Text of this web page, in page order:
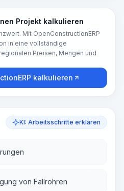
Projekt kalkulieren
Mit OpenConstructionERP
in eine vollständige
Preisen, Mengen und
kalkulieren
KI: Arbeitsschritte erklären
von Fallrohren